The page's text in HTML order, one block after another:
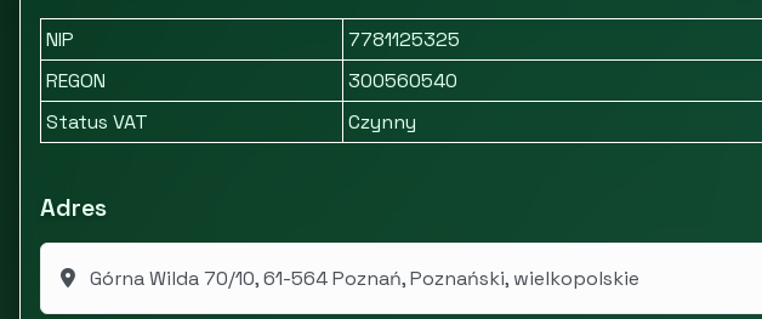
NIP
7781125325
REGON
300560540
Status VAT
Czynny
Adres
Górna Wilda 70/10, 61-564 Poznań, Poznański, wielkopolskie